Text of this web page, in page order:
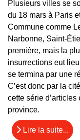
Plusieurs villes se
du 18 mars à Paris
Commune comme
Narbonne, Saint-
première, mais la
insurrections eut
se termina par une
C’est donc par la
cette série
province.
Lire la suite...